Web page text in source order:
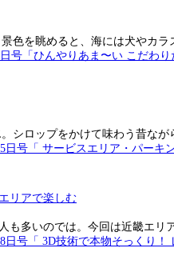
色を眺めると、海には犬やカ
シロップをかけて味わう昔な
リアで楽しむ
も多いのでは。今回は近畿エ